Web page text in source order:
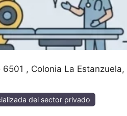
, Colonia La Estanzuela
del sector privado